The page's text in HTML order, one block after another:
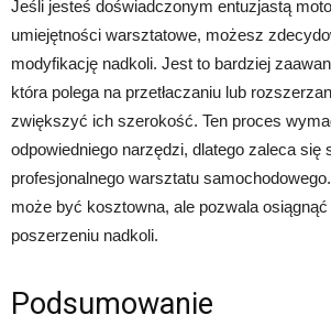
Jeśli jesteś doświadczonym entuzjastą
umiejętności warsztatowe, możesz
modyfikację nadkoli. Jest to bardziej
która polega na przetłaczaniu lub
zwiększyć ich szerokość. Ten proces
odpowiedniego narzędzi, dlatego zaleca się
profesjonalnego warsztatu
może być kosztowna, ale pozwala
poszerzeniu nadkoli.
Podsumowanie